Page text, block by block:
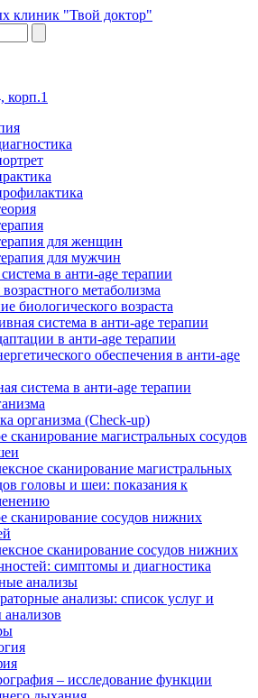
клиник "Твой доктор"
корп.1
для женщин
для мужчин
в анти-age терапии
метаболизма
биологического возраста
система в анти-age терапии
в анти-age терапии
обеспечения в анти-age
система в анти-age терапии
организма (Check-up)
сканирование магистральных сосудов
сканирование магистральных
головы и шеи: показания к
сканирование сосудов нижних
сканирование сосудов нижних
симптомы и диагностика
анализы
анализы: список услуг и
– исследование функции